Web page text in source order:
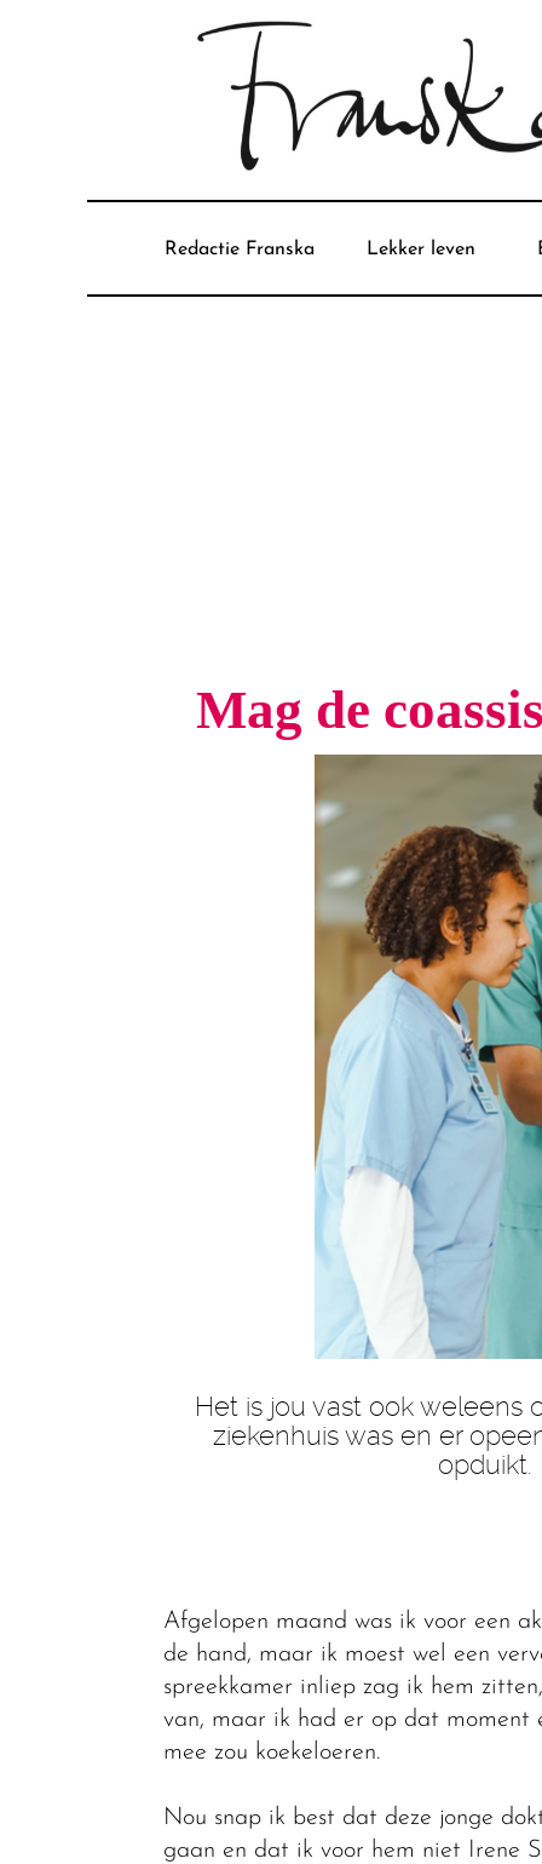
Redactie Franska Lekker leven
Mag de
Het is jou vast ook weleens
ziekenhuis was en er
opduikt.
Afgelopen maand was ik voor een
de hand, maar ik moest wel een
spreekkamer inliep zag ik hem
van, maar ik had er op dat moment
mee zou koekeloeren.
Nou snap ik best dat deze jonge
gaan en dat ik voor hem niet Irene